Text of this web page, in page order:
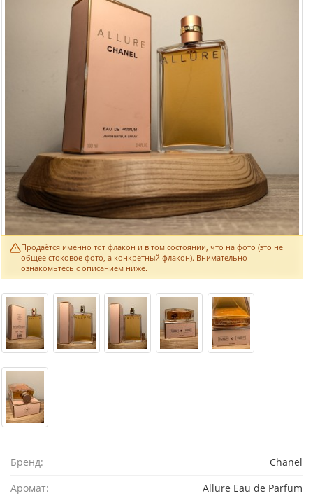
Продаётся именно тот флакон и в том состоянии, что на фото (это не
общее стоковое фото, а конкретный флакон). Внимательно
ознакомьтесь с описанием ниже.
Бренд:
Chanel
Аромат:
Allure Eau de Parfum